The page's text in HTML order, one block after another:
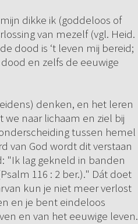
dikke ik (goddeloos of
van mezelf (vgl. Heid.
dood is ‘t leven mij bereid;
en zelfs de eeuwige
denken, en het leren
naar lichaam en ziel bij
tussen hemel
van God wordt dit verstaan
"Ik lag gekneld in banden
116 : 2 ber.)." Dát doet
kun je niet meer verlost
en je bent eindeloos
en van het eeuwige leven.